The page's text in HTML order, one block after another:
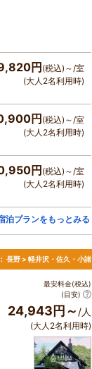
円 (税込)～/室
(大人2名利用時)
円 (税込)～/室
(大人2名利用時)
円 (税込)～/室
(大人2名利用時)
泊プランをもっとみる
長野 > 軽井沢・佐久・小諸
最安料金(税込)
(目安)
24,943円～ /人
(大人2名利用時)